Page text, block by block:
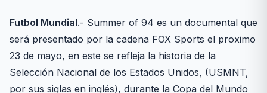
Futbol Mundial.- Summer of 94 es un documental que
será presentado por la cadena FOX Sports el proximo
23 de mayo, en este se refleja la historia de la
Selección Nacional de los Estados Unidos, (USMNT,
por sus siglas en inglés), durante la Copa del Mundo